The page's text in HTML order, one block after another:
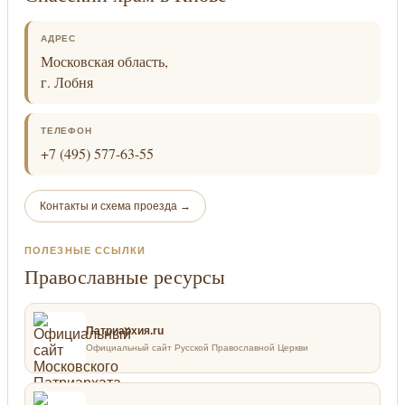
АДРЕС
Московская область,
г. Лобня
ТЕЛЕФОН
+7 (495) 577-63-55
Контакты и схема проезда →
ПОЛЕЗНЫЕ ССЫЛКИ
Православные ресурсы
Патриархия.ru
Официальный сайт Русской Православной Церкви